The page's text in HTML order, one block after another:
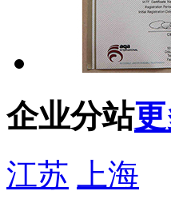
企业分站
江苏
上海